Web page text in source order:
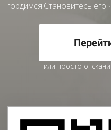
гордимся.Становитесь его
или просто